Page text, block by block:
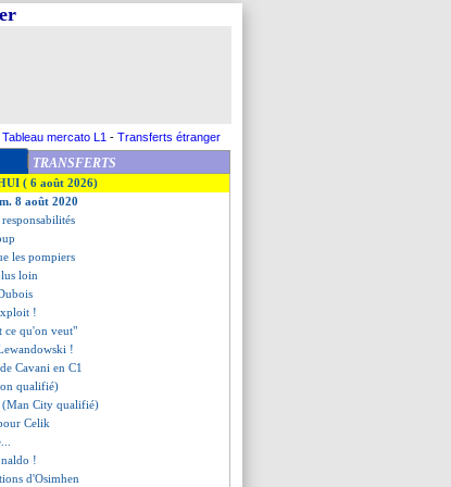
Tableau mercato L1 - Transferts étranger
TRANSFERTS
( 6 août 2026)
8 août 2020
responsabilités
les pompiers
loin
!
ce qu'on veut"
!
Cavani en C1
qualifié)
(Man City qualifié)
Celik
!
d'Osimhen